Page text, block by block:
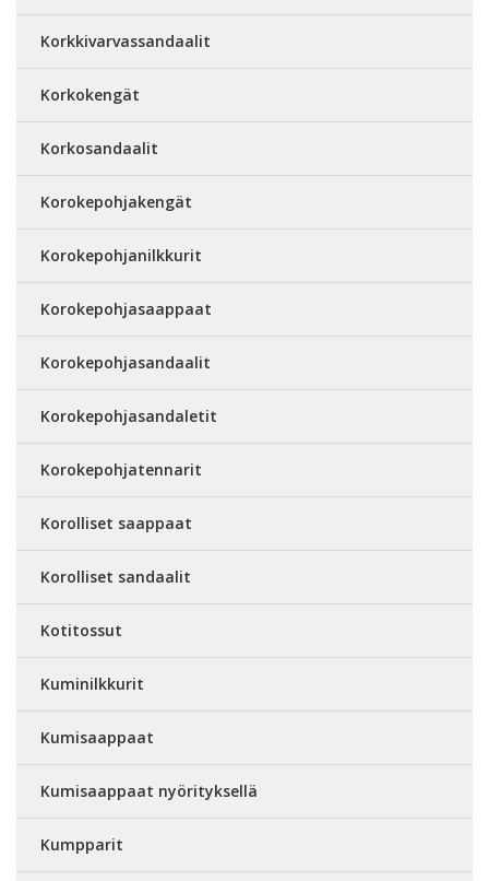
Korkkivarvassandaalit
Korkokengät
Korkosandaalit
Korokepohjakengät
Korokepohjanilkkurit
Korokepohjasaappaat
Korokepohjasandaalit
Korokepohjasandaletit
Korokepohjatennarit
Korolliset saappaat
Korolliset sandaalit
Kotitossut
Kuminilkkurit
Kumisaappaat
Kumisaappaat nyörityksellä
Kumpparit